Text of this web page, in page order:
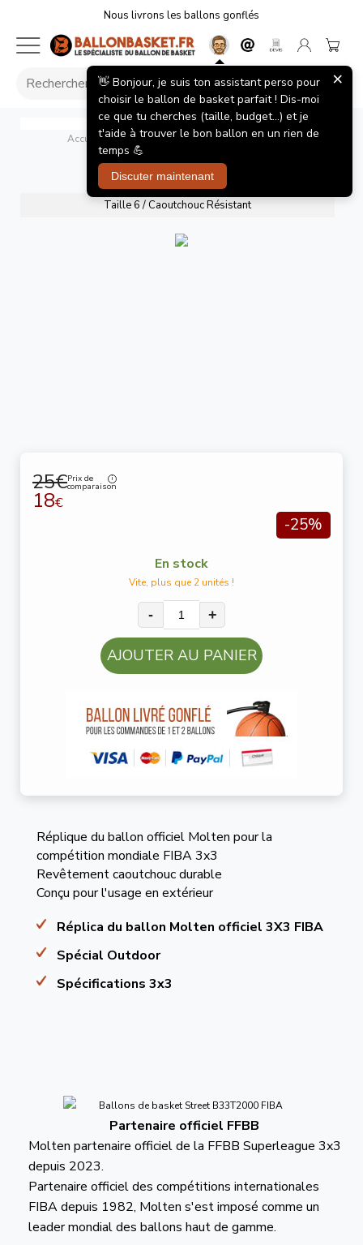
Nous livrons les ballons gonflés
Street B33T2000 FIBAMolten
Accueil/ Ballons de basket /Street B33T2000 FIBA
Street B33T2000 FIBA
Taille 6 / Caoutchouc Résistant
25€Prix de
comparaison
18€
-25%
En stock
Vite, plus que 2 unités !
- +
AJOUTER AU PANIER
Réplique du ballon officiel Molten pour la
compétition mondiale FIBA 3x3
Revêtement caoutchouc durable
Conçu pour l'usage en extérieur
Réplica du ballon Molten officiel 3X3 FIBA
Spécial Outdoor
Spécifications 3x3
Partenaire officiel FFBB
Molten partenaire officiel de la FFBB Superleague 3x3
depuis 2023.
Partenaire officiel des compétitions internationales
FIBA depuis 1982, Molten s'est imposé comme un
leader mondial des ballons haut de gamme.
👋 Bonjour, je suis ton assistant perso pour
choisir le ballon de basket parfait ! Dis-moi
ce que tu cherches (taille, budget...) et je
t'aide à trouver le bon ballon en un rien de
temps 💪
Discuter maintenant
×